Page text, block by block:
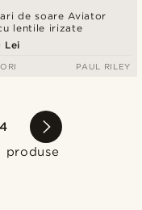
de soare Aviator
lentile irizate
Lei
PAUL RILEY
4
produse